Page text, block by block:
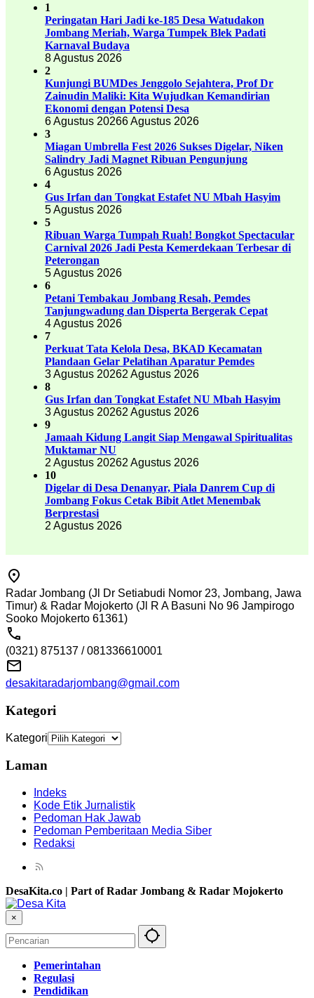
1
Peringatan Hari Jadi ke-185 Desa Watudakon
Jombang Meriah, Warga Tumpek Blek Padati
Karnaval Budaya
8 Agustus 2026
2
Kunjungi BUMDes Jenggolo Sejahtera, Prof Dr
Zainudin Maliki: Kita Wujudkan Kemandirian
Ekonomi dengan Potensi Desa
6 Agustus 20266 Agustus 2026
3
Miagan Umbrella Fest 2026 Sukses Digelar, Niken
Salindry Jadi Magnet Ribuan Pengunjung
6 Agustus 2026
4
Gus Irfan dan Tongkat Estafet NU Mbah Hasyim
5 Agustus 2026
5
Ribuan Warga Tumpah Ruah! Bongkot Spectacular
Carnival 2026 Jadi Pesta Kemerdekaan Terbesar di
Peterongan
5 Agustus 2026
6
Petani Tembakau Jombang Resah, Pemdes
Tanjungwadung dan Disperta Bergerak Cepat
4 Agustus 2026
7
Perkuat Tata Kelola Desa, BKAD Kecamatan
Plandaan Gelar Pelatihan Aparatur Pemdes
3 Agustus 20262 Agustus 2026
8
Gus Irfan dan Tongkat Estafet NU Mbah Hasyim
3 Agustus 20262 Agustus 2026
9
Jamaah Kidung Langit Siap Mengawal Spiritualitas
Muktamar NU
2 Agustus 20262 Agustus 2026
10
Digelar di Desa Denanyar, Piala Danrem Cup di
Jombang Fokus Cetak Bibit Atlet Menembak
Berprestasi
2 Agustus 2026
Radar Jombang (Jl Dr Setiabudi Nomor 23, Jombang, Jawa
Timur) & Radar Mojokerto (Jl R A Basuni No 96 Jampirogo
Sooko Mojokerto 61361)
(0321) 875137 / 081336610001
desakitaradarjombang@gmail.com
Kategori
Kategori
Laman
Indeks
Kode Etik Jurnalistik
Pedoman Hak Jawab
Pedoman Pemberitaan Media Siber
Redaksi
DesaKita.co | Part of Radar Jombang & Radar Mojokerto
×
Pemerintahan
Regulasi
Pendidikan